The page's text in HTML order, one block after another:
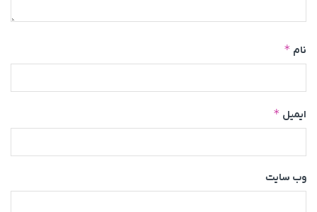
نام *
ایمیل *
وب‌ سایت